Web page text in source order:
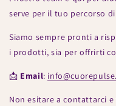
serve per il tuo percorso
Siamo sempre pronti a
i prodotti, sia per offrirti
📩 Email: info@cuorepulse
Non esitare a contattarci